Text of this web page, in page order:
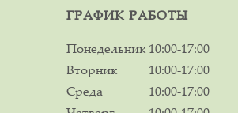
ГРАФИК РАБОТЫ
Понедельник 10:00-17:00
Вторник
10:00-17:00
Среда
10:00-17:00